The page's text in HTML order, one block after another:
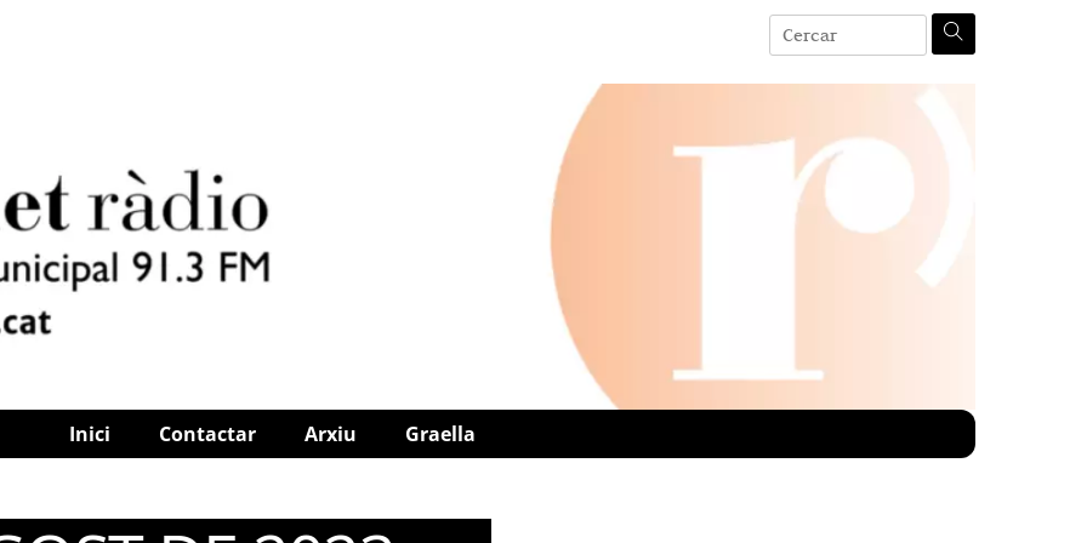
Inici Contactar Arxiu Graella